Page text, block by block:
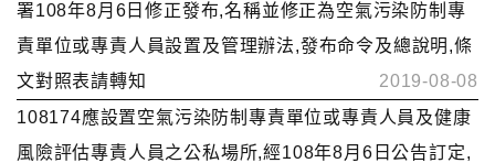
署108年8月6日修正發布,名稱並修正為空氣污染防制專
責單位或專責人員設置及管理辦法,發布命令及總說明,條
文對照表請轉知
2019-08-08
108174應設置空氣污染防制專責單位或專責人員及健康
風險評估專責人員之公私場所,經108年8月6日公告訂定,